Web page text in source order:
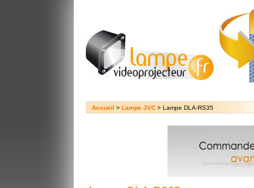
Accueil > Lampe JVC > Lampe DLA-RS35